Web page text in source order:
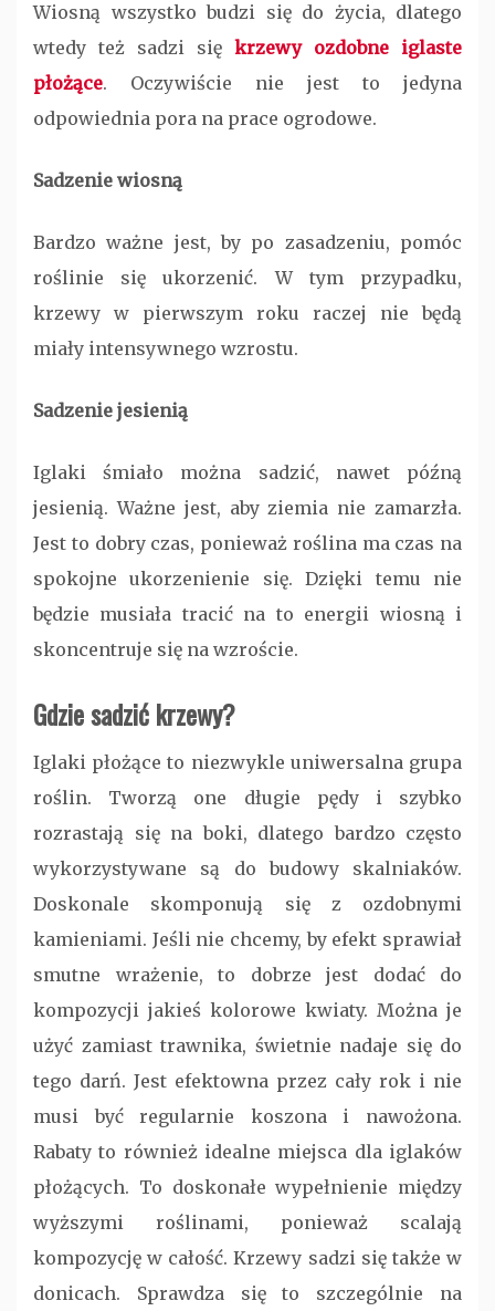
Wiosną wszystko budzi się do życia, dlatego
wtedy też sadzi się krzewy ozdobne iglaste
płożące. Oczywiście nie jest to jedyna
odpowiednia pora na prace ogrodowe.
Sadzenie wiosną
Bardzo ważne jest, by po zasadzeniu, pomóc
roślinie się ukorzenić. W tym przypadku,
krzewy w pierwszym roku raczej nie będą
miały intensywnego wzrostu.
Sadzenie jesienią
Iglaki śmiało można sadzić, nawet późną
jesienią. Ważne jest, aby ziemia nie zamarzła.
Jest to dobry czas, ponieważ roślina ma czas na
spokojne ukorzenienie się. Dzięki temu nie
będzie musiała tracić na to energii wiosną i
skoncentruje się na wzroście.
Gdzie sadzić krzewy?
Iglaki płożące to niezwykle uniwersalna grupa
roślin. Tworzą one długie pędy i szybko
rozrastają się na boki, dlatego bardzo często
wykorzystywane są do budowy skalniaków.
Doskonale skomponują się z ozdobnymi
kamieniami. Jeśli nie chcemy, by efekt sprawiał
smutne wrażenie, to dobrze jest dodać do
kompozycji jakieś kolorowe kwiaty. Można je
użyć zamiast trawnika, świetnie nadaje się do
tego darń. Jest efektowna przez cały rok i nie
musi być regularnie koszona i nawożona.
Rabaty to również idealne miejsca dla iglaków
płożących. To doskonałe wypełnienie między
wyższymi roślinami, ponieważ scalają
kompozycję w całość. Krzewy sadzi się także w
donicach. Sprawdza się to szczególnie na